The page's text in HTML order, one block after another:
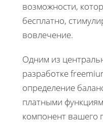
возможности,
бесплатно,
вовлечение.
Одним из
разработке
определение
платными
компонент вашего